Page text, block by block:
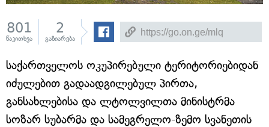
801
წაკითხვა
2
გაზიარება
საქართველოს ოკუპირებული ტერიტორიებიდან
იძულებით გადაადგილებულ პირთა,
განსახლებისა და ლტოლვილთა მინისტრმა
სოზარ სუბარმა და სამეგრელო-ზემო სვანეთის